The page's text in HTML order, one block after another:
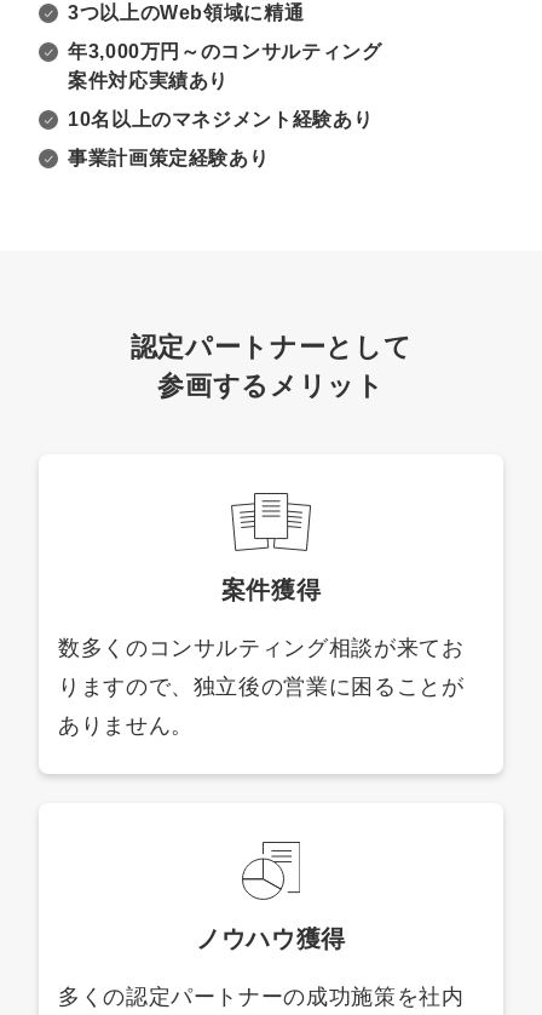
3つ以上のWeb領域に精通
年3,000万円～のコンサルティング
案件対応実績あり
10名以上のマネジメント経験あり
事業計画策定経験あり
認定パートナーとして
参画するメリット
案件獲得
数多くのコンサルティング相談が来てお
りますので、独立後の営業に困ることが
ありません。
ノウハウ獲得
多くの認定パートナーの成功施策を社内